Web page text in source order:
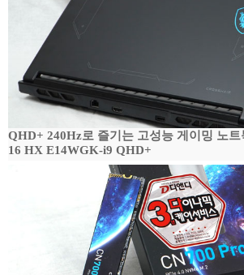
QHD+ 240Hz로 즐기는 고성능 게이밍 노트
16 HX E14WGK-i9 QHD+